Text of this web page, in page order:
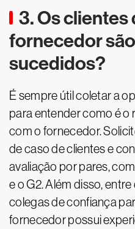
3. Os clientes
fornecedor
sucedidos?
É sempre útil coletar a
para entender como é o
com o fornecedor.
de caso de clientes e
avaliação por pares,
e o G2. Além disso,
colegas de confiança
fornecedor possui